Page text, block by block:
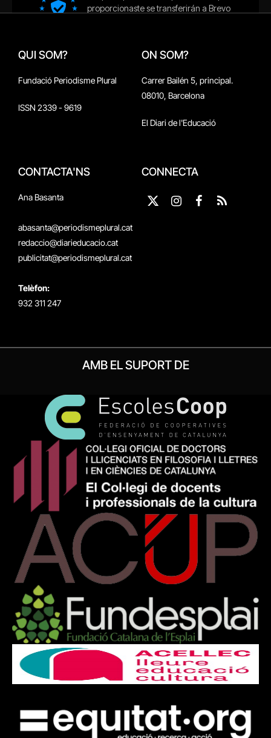
QUI SOM?
Fundació Periodisme Plural
ISSN 2339 - 9619
ON SOM?
Carrer Bailén 5, principal.
08010, Barcelona
El Diari de l'Educació
CONTACTA'NS
Ana Basanta
abasanta@periodismeplural.cat
redaccio@diarieducacio.cat
publicitat@periodismeplural.cat
Telèfon:
932 311 247
CONNECTA
X
Instagram
Facebook
RSS
AMB EL SUPORT DE